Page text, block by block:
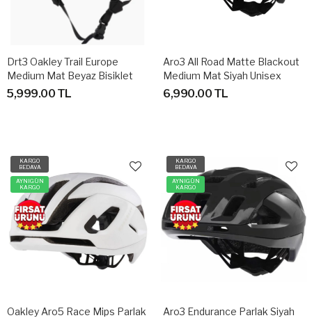
Drt3 Oakley Trail Europe
Medium Mat Beyaz Bisiklet
Kaskı
5,999.00 TL
Aro3 All Road Matte Blackout
Medium Mat Siyah Unisex
Bisiklet Kaskı
6,990.00 TL
KARGO
BEDAVA
AYNIGÜN
KARGO
Oakley Aro5 Race Mips Parlak
KARGO
BEDAVA
AYNIGÜN
KARGO
Aro3 Endurance Parlak Siyah